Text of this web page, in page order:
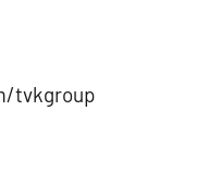
tvkgroup